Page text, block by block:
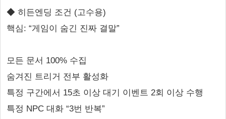
◆ 히든엔딩 조건 (고수용)
핵심: “게임이 숨긴 진짜 결말”
모든 문서 100% 수집
숨겨진 트리거 전부 활성화
특정 구간에서 15초 이상 대기 이벤트 2회 이상 수행
특정 NPC 대화 “3번 반복”